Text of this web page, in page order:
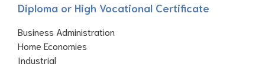
Diploma or High Vocational Certificate
Business Administration
Home Economies
Industrial